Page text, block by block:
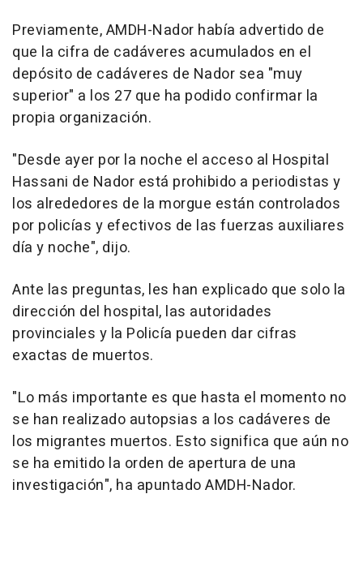
Previamente, AMDH-Nador había advertido de
que la cifra de cadáveres acumulados en el
depósito de cadáveres de Nador sea "muy
superior" a los 27 que ha podido confirmar la
propia organización.
"Desde ayer por la noche el acceso al Hospital
Hassani de Nador está prohibido a periodistas y
los alrededores de la morgue están controlados
por policías y efectivos de las fuerzas auxiliares
día y noche", dijo.
Ante las preguntas, les han explicado que solo la
dirección del hospital, las autoridades
provinciales y la Policía pueden dar cifras
exactas de muertos.
"Lo más importante es que hasta el momento no
se han realizado autopsias a los cadáveres de
los migrantes muertos. Esto significa que aún no
se ha emitido la orden de apertura de una
investigación", ha apuntado AMDH-Nador.